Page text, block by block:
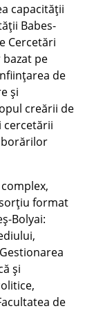
capacităţii
Babes-
Cercetări
pe
de
şi
creării de
cercetării
format
Bolyai:
şi
de